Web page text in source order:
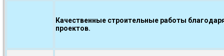
Качественные строительные работы
проектов.